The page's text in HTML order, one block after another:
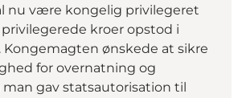
nu være kongelig privilegeret
privilegerede kroer opstod i
Kongemagten ønskede at sikre
for overnatning og
gav statsautorisation til